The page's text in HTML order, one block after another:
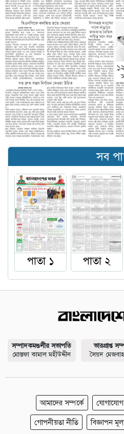
সব
পাতা ১ পাতা ২
সম্পাদকমণ্ডলীর সভাপতি
মোস্তফা কামাল মহীউদ্দীন
ভারপ্রাপ্ত
সৈয়দ
আমাদের সম্পর্কে যোগাযোগ
গোপনীয়তা নীতি বিজ্ঞাপন